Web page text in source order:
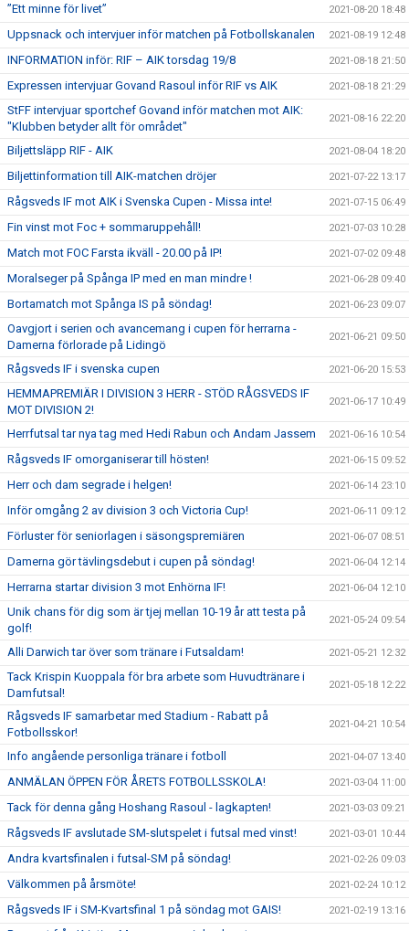
”Ett minne för livet” 2021-08-20 18:48
Uppsnack och intervjuer inför matchen på Fotbollskanalen 2021-08-19 12:48
INFORMATION inför: RIF – AIK torsdag 19/8 2021-08-18 21:50
Expressen intervjuar Govand Rasoul inför RIF vs AIK 2021-08-18 21:29
StFF intervjuar sportchef Govand inför matchen mot AIK:
"Klubben betyder allt för området"
2021-08-16 22:20
Biljettsläpp RIF - AIK 2021-08-04 18:20
Biljettinformation till AIK-matchen dröjer 2021-07-22 13:17
Rågsveds IF mot AIK i Svenska Cupen - Missa inte! 2021-07-15 06:49
Fin vinst mot Foc + sommaruppehåll! 2021-07-03 10:28
Match mot FOC Farsta ikväll - 20.00 på IP! 2021-07-02 09:48
Moralseger på Spånga IP med en man mindre ! 2021-06-28 09:40
Bortamatch mot Spånga IS på söndag! 2021-06-23 09:07
Oavgjort i serien och avancemang i cupen för herrarna -
Damerna förlorade på Lidingö
2021-06-21 09:50
Rågsveds IF i svenska cupen 2021-06-20 15:53
HEMMAPREMIÄR I DIVISION 3 HERR - STÖD RÅGSVEDS IF
MOT DIVISION 2!
2021-06-17 10:49
Herrfutsal tar nya tag med Hedi Rabun och Andam Jassem 2021-06-16 10:54
Rågsveds IF omorganiserar till hösten! 2021-06-15 09:52
Herr och dam segrade i helgen! 2021-06-14 23:10
Inför omgång 2 av division 3 och Victoria Cup! 2021-06-11 09:12
Förluster för seniorlagen i säsongspremiären 2021-06-07 08:51
Damerna gör tävlingsdebut i cupen på söndag! 2021-06-04 12:14
Herrarna startar division 3 mot Enhörna IF! 2021-06-04 12:10
Unik chans för dig som är tjej mellan 10-19 år att testa på
golf!
2021-05-24 09:54
Alli Darwich tar över som tränare i Futsaldam! 2021-05-21 12:32
Tack Krispin Kuoppala för bra arbete som Huvudtränare i
Damfutsal!
2021-05-18 12:22
Rågsveds IF samarbetar med Stadium - Rabatt på
Fotbollsskor!
2021-04-21 10:54
Info angående personliga tränare i fotboll 2021-04-07 13:40
ANMÄLAN ÖPPEN FÖR ÅRETS FOTBOLLSSKOLA! 2021-03-04 11:00
Tack för denna gång Hoshang Rasoul - lagkapten! 2021-03-03 09:21
Rågsveds IF avslutade SM-slutspelet i futsal med vinst! 2021-03-01 10:44
Andra kvartsfinalen i futsal-SM på söndag! 2021-02-26 09:03
Välkommen på årsmöte! 2021-02-24 10:12
Rågsveds IF i SM-Kvartsfinal 1 på söndag mot GAIS! 2021-02-19 13:16